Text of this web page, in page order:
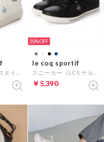
30%
le coq sportif
￥5,390